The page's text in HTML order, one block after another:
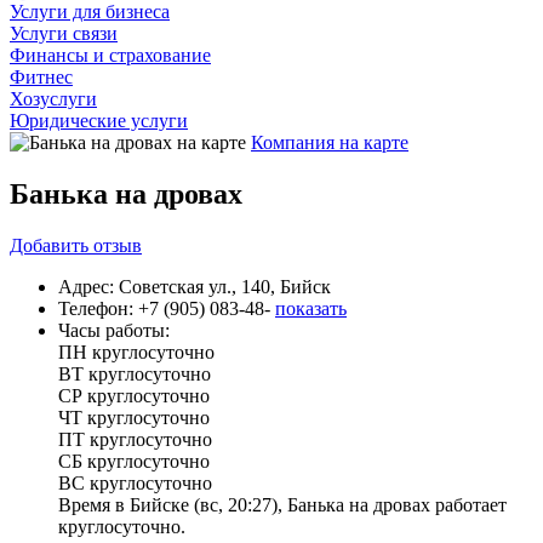
Услуги для бизнеса
Услуги связи
Финансы и страхование
Фитнес
Хозуслуги
Юридические услуги
Компания на карте
Банька на дровах
Добавить отзыв
Адрес: Советская ул., 140, Бийск
Телефон: +7 (905) 083-48- показать
Часы работы:
ПН круглосуточно
ВТ круглосуточно
СР круглосуточно
ЧТ круглосуточно
ПТ круглосуточно
СБ круглосуточно
ВС круглосуточно
Время в Бийске (вс, 20:27), Банька на дровах работает
круглосуточно.